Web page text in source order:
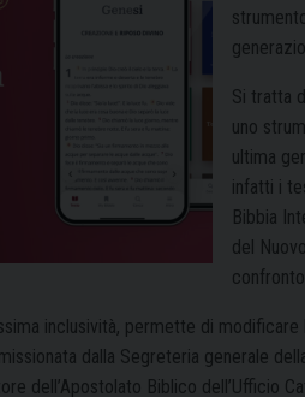
Si tratta
uno
ultima
infatti i
Bibbia
del
inclusività, permette di
dalla Segreteria generale
dell’Apostolato Biblico dell’Ufficio